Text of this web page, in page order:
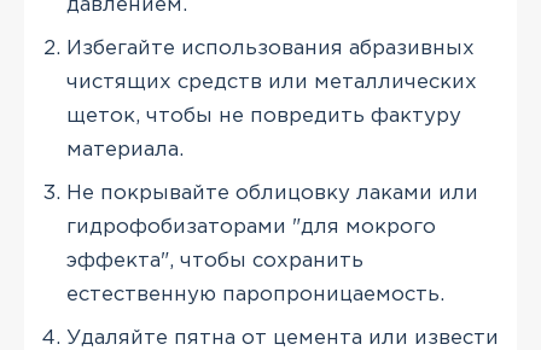
давлением.
Избегайте использования абразивных
чистящих средств или металлических
щеток, чтобы не повредить фактуру
материала.
Не покрывайте облицовку лаками или
гидрофобизаторами "для мокрого
эффекта", чтобы сохранить
естественную паропроницаемость.
Удаляйте пятна от цемента или извести